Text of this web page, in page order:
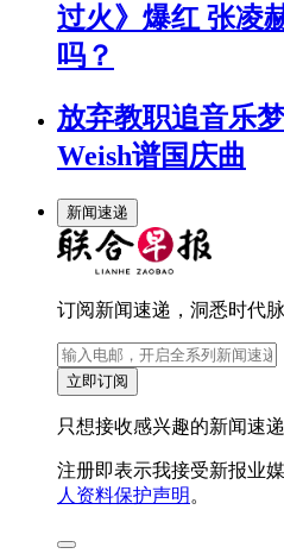
过火》爆红 张凌
吗？
放弃教职追音乐
Weish谱国庆曲
新闻速递
订阅新闻速递，洞悉时代脉
立即订阅
只想接收感兴趣的新闻速
注册即表示我接受新报业
人资料保护声明 。